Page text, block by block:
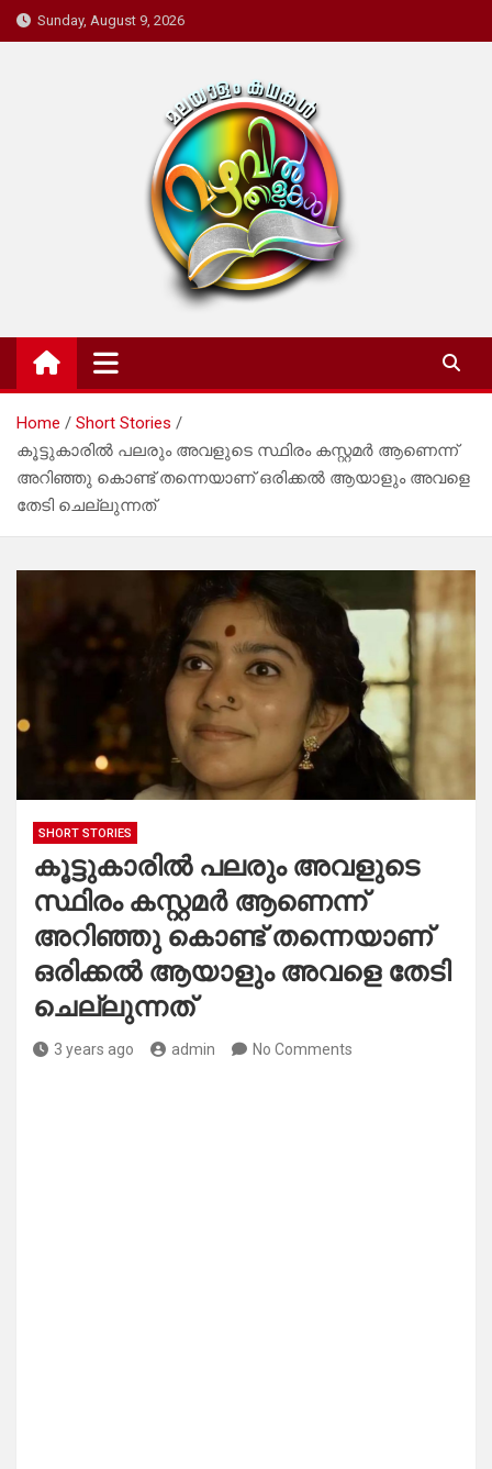
Skip
to
Sunday, August 9, 2026
Mazhavil Thalukal
Malayalam Kadhakal
Home
Short Stories
കൂട്ടുകാരിൽ പലരും അവളുടെ സ്ഥിരം കസ്റ്റമർ ആണെന്ന്
അറിഞ്ഞു കൊണ്ട് തന്നെയാണ് ഒരിക്കൽ ആയാളും അവളെ
തേടി ചെല്ലുന്നത്
SHORT STORIES
കൂട്ടുകാരിൽ പലരും അവളുടെ
സ്ഥിരം കസ്റ്റമർ ആണെന്ന്
അറിഞ്ഞു കൊണ്ട് തന്നെയാണ്
ഒരിക്കൽ ആയാളും അവളെ തേടി
ചെല്ലുന്നത്
3 years ago admin No Comments